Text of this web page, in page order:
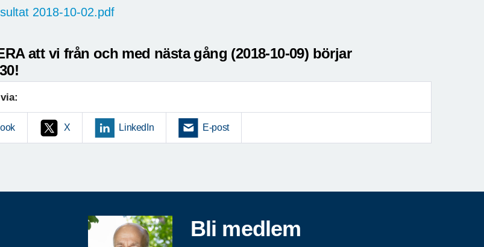
2018-10-02.pdf
att vi från och med nästa gång (2018-10-09) börjar
X LinkedIn E-post
Bli medlem